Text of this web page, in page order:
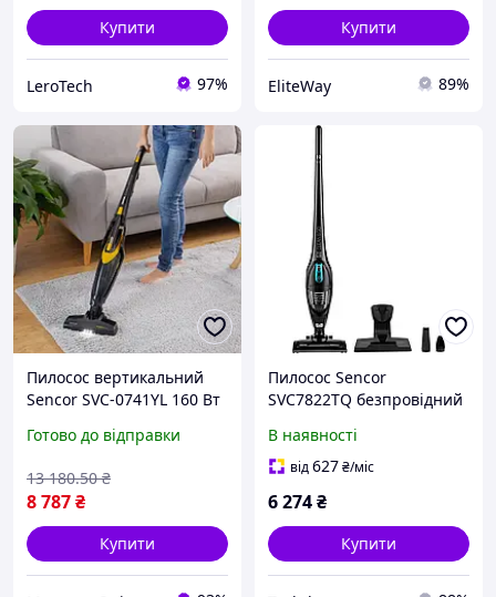
Купити
LeroTech 97%
Купити
EliteWay 89%
Пилосос вертикальний
Sencor SVС-0741YL 160 Вт
Готово до відправки
8 787₴
13 180.50 ₴
Купити
Пилосос Sencor
SVC7822TQ безпровідний
В наявності
від627₴/міс
6 274₴
Купити